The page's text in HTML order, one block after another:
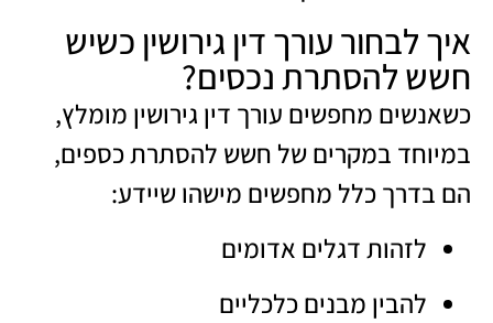
איך לבחור עורך דין גירושין כשיש
חשש להסתרת נכסים?
כשאנשים מחפשים עורך דין גירושין מומלץ,
במיוחד במקרים של חשש להסתרת כספים,
הם בדרך כלל מחפשים מישהו שיידע:
לזהות דגלים אדומים
להבין מבנים כלכליים